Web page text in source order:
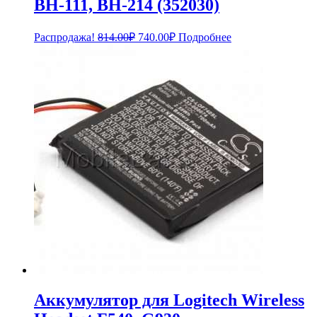
BH-111, BH-214 (352030)
Распродажа! 814.00₽ Первоначальная
740.00₽Текущая
цена:
Подробнее
Аккумулятор для Logitech Wireless